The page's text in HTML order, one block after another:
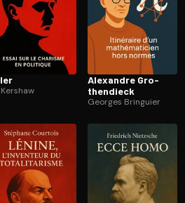
Alexandre Gro­
then­dieck
Georges Bringuier